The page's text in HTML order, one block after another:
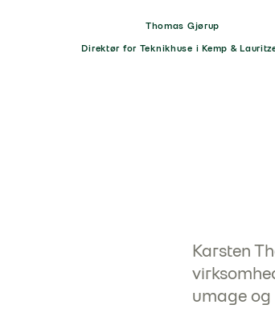
Thomas Gjørup
Direktør for Teknikhuse i Kemp &
Karsten
umage